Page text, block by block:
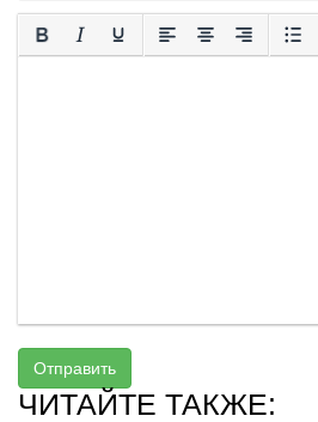
Отправить
ЧИТАЙТЕ ТАКЖЕ: